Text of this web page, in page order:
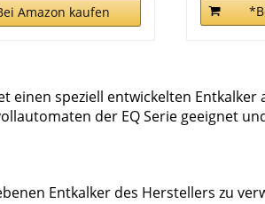
Amazon kaufen
einen speziell entwickelten Entkalker
der EQ Serie geeignet
Entkalker des Herstellers zu